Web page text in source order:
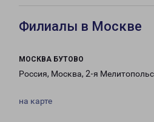
Филиалы в Москве
МОСКВА БУТОВО
Россия, Москва, 2-я
на карте